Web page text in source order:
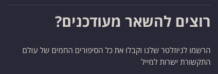
רוצים להשאר מעודכנים?
הרשמו לניוזלטר שלנו וקבלו את כל הסיפורים החמים של עולם
התקשורת ישרות למייל